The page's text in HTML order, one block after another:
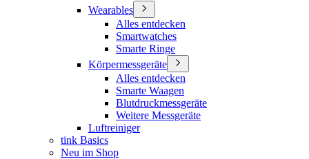
Wearables
Alles entdecken
Smartwatches
Smarte Ringe
Körpermessgeräte
Alles entdecken
Smarte Waagen
Blutdruckmessgeräte
Weitere Messgeräte
Luftreiniger
tink Basics
Neu im Shop